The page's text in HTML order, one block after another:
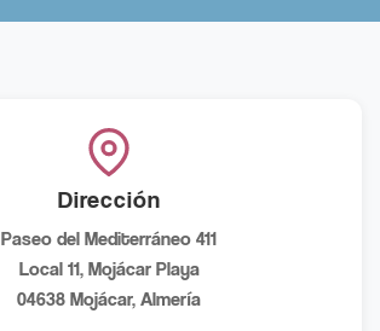
Dirección
Paseo del Mediterráneo 411
Local 11, Mojácar Playa
04638 Mojácar, Almería